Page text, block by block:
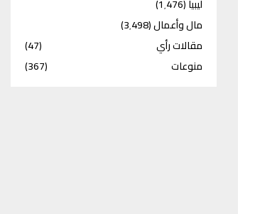
ليبيا(1٬476)
مال وأعمال(3٬498)
مقالات رأي
(47)
منوعات
(367)